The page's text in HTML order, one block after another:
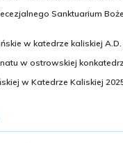
Sanktuarium
w katedrze kaliskiej A.D.
w ostrowskiej
w Katedrze Kaliskiej